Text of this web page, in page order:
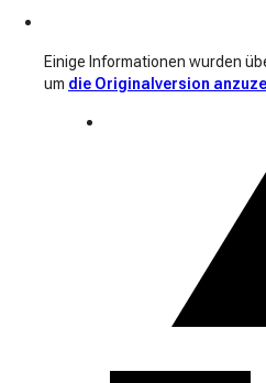
Einige Informationen wurden
um die Originalversion